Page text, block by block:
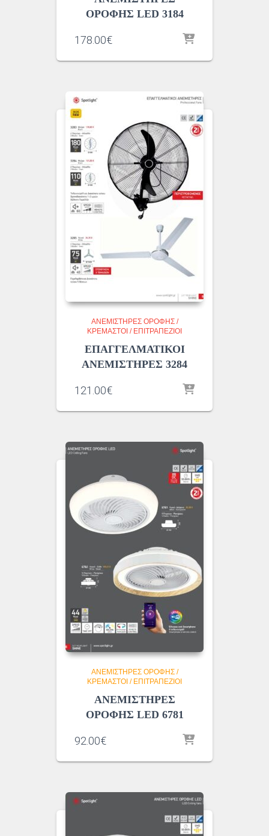
ΟΡΟΦΗΣ LED 3184
178.00€
ΑΝΕΜΙΣΤΗΡΕΣ ΟΡΟΦΗΣ /
ΚΡΕΜΑΣΤΟΙ / ΕΠΙΤΡΑΠΕΖΙΟΙ
ΕΠΑΓΓΕΛΜΑΤΙΚΟΙ
ΑΝΕΜΙΣΤΗΡΕΣ 3284
121.00€
ΑΝΕΜΙΣΤΗΡΕΣ ΟΡΟΦΗΣ /
ΚΡΕΜΑΣΤΟΙ / ΕΠΙΤΡΑΠΕΖΙΟΙ
ΑΝΕΜΙΣΤΗΡΕΣ
ΟΡΟΦΗΣ LED 6781
92.00€